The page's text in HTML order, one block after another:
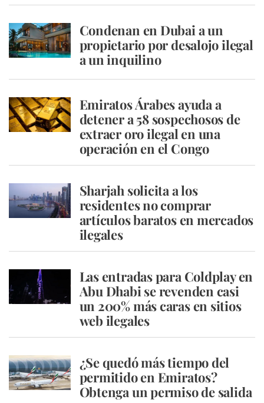
Condenan en Dubai a un
propietario por desalojo ilegal
a un inquilino
Emiratos Árabes ayuda a
detener a 58 sospechosos de
extraer oro ilegal en una
operación en el Congo
Sharjah solicita a los
residentes no comprar
artículos baratos en mercados
ilegales
Las entradas para Coldplay en
Abu Dhabi se revenden casi
un 200% más caras en sitios
web ilegales
¿Se quedó más tiempo del
permitido en Emiratos?
Obtenga un permiso de salida